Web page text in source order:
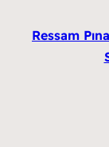
Ressam